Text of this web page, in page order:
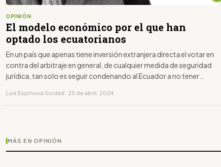
OPINIÓN
El modelo económico por el que han
optado los ecuatorianos
En un país que apenas tiene inversión extranjera directa el votar en
contra del arbitraje en general, de cualquier medida de seguridad
jurídica, tan solo es seguir condenando al Ecuador a no tener
Luis Espinosa Goded · 23 de abril, 2024
MÁS EN OPINIÓN